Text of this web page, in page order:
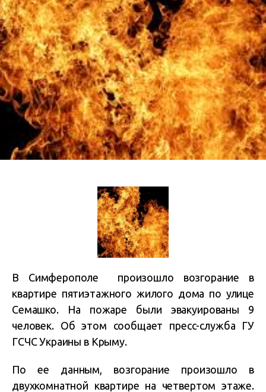
В Симферополе произошло возгорание в
квартире пятиэтажного жилого дома по улице
Семашко. На пожаре были эвакуированы 9
человек. Об этом сообщает пресс-служба ГУ
ГСЧС Украины в Крыму.
По ее данным, возгорание произошло в
двухкомнатной квартире на четвертом этаже.